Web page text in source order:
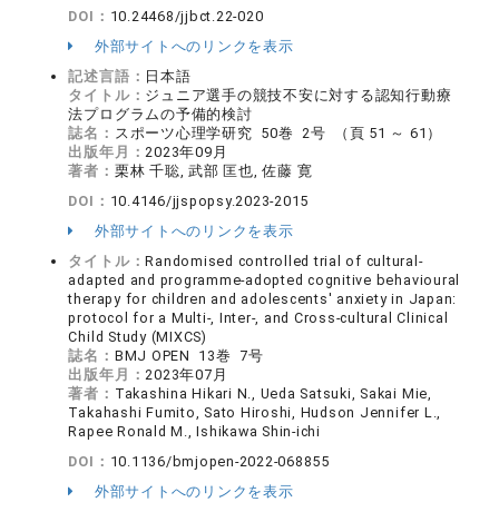
DOI： 10.24468/jjbct.22-020
外部サイトへのリンクを表示
記述言語： 日本語
タイトル： ジュニア選手の競技不安に対する認知行動療
法プログラムの予備的検討
誌名： スポーツ心理学研究 50巻 2号 （頁 51 ～ 61）
出版年月：2023年09月
著者： 栗林 千聡, 武部 匡也, 佐藤 寛
DOI： 10.4146/jjspopsy.2023-2015
外部サイトへのリンクを表示
タイトル：Randomised controlled trial of cultural-
adapted and programme-adopted cognitive behavioural
therapy for children and adolescents' anxiety in Japan:
protocol for a Multi-, Inter-, and Cross-cultural Clinical
Child Study (MIXCS)
誌名： BMJ OPEN 13巻 7号
出版年月：2023年07月
著者： Takashina Hikari N., Ueda Satsuki, Sakai Mie,
Takahashi Fumito, Sato Hiroshi, Hudson Jennifer L.,
Rapee Ronald M., Ishikawa Shin-ichi
DOI： 10.1136/bmjopen-2022-068855
外部サイトへのリンクを表示